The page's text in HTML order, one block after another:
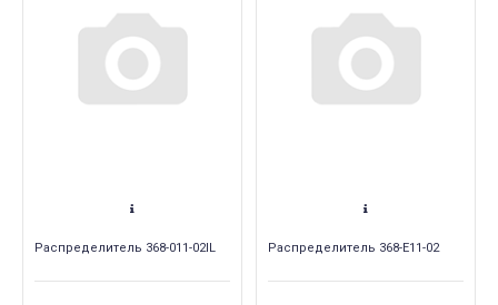
Распределитель 368-011-02IL Распределитель 368-E11-02